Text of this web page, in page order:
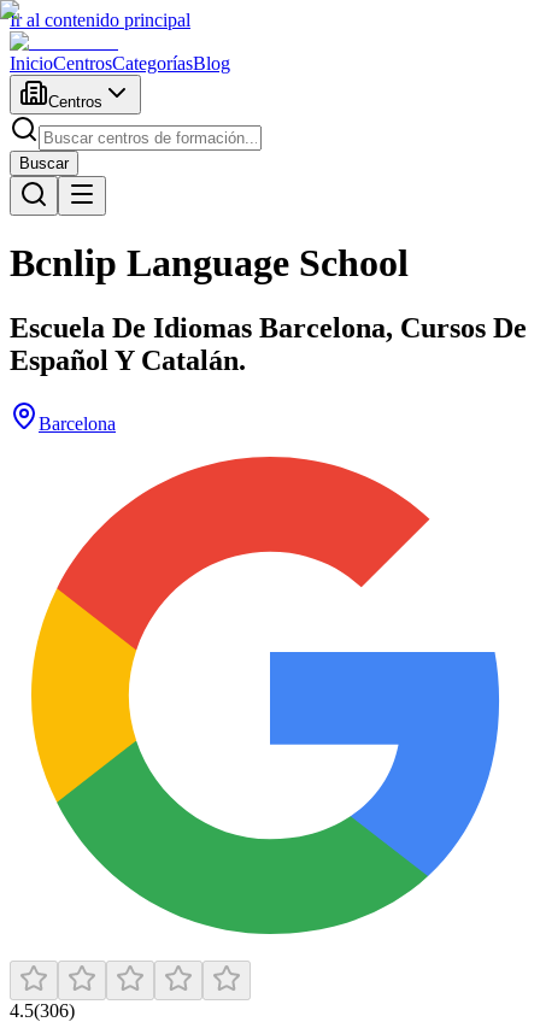
Ir al contenido principal
InicioCentrosCategoríasBlog
Centros
Buscar
Bcnlip Language School
Escuela De Idiomas Barcelona, Cursos De
Español Y Catalán.
Barcelona
4.5(306)